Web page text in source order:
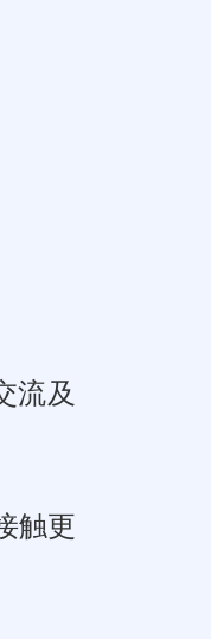
流及
触更